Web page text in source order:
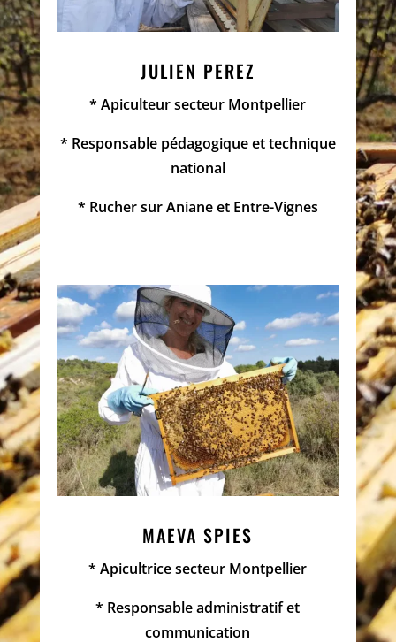
JULIEN PEREZ
* Apiculteur secteur Montpellier
* Responsable pédagogique et technique
national
* Rucher sur Aniane et Entre-Vignes
MAEVA SPIES
* Apicultrice secteur Montpellier
* Responsable administratif et
communication